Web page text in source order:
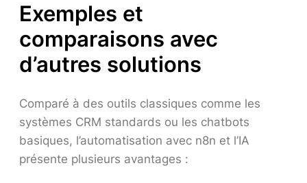
Exemples et
comparaisons avec
d’autres solutions
Comparé à des outils classiques comme les
systèmes CRM standards ou les chatbots
basiques, l’automatisation avec n8n et l’IA
présente plusieurs avantages :